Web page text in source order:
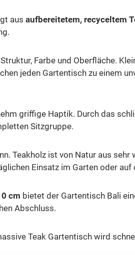
aus aufbereitetem, recyceltem
Farbe und Oberfläche.
jeden Gartentisch zu einem
griffige Haptik. Durch das
Sitzgruppe.
Teakholz ist von Natur aus
Einsatz im Garten oder auf
cm bietet der Gartentisch Bali
Abschluss.
Teak Gartentisch wird